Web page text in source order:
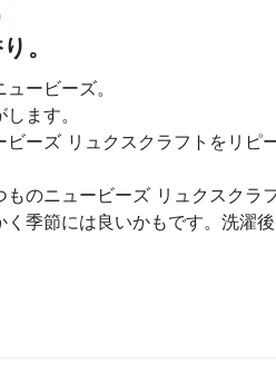
。
ービーズ。
ます。
ビーズ リュクスクラフトをリピ
ものニュービーズ リュクスクラ
く季節には良いかもです。洗濯